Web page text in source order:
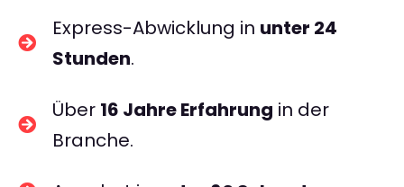
Express-Abwicklung in unter 24
Stunden.
Über 16 Jahre Erfahrung in der
Branche.